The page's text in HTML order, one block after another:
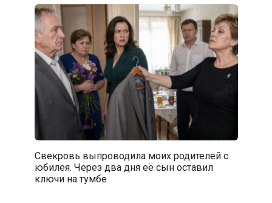
Свекровь выпроводила моих родителей с
юбилея. Через два дня её сын оставил
ключи на тумбе